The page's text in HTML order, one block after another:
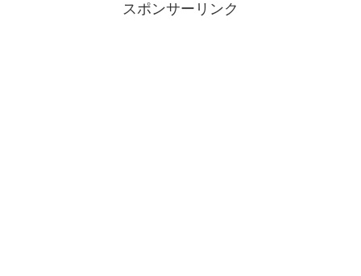
スポンサーリンク